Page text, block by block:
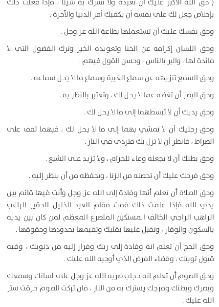
( حق الله الأكبر عليك أن تعبده ولا تشرك به شيئا ، فإذا فعلت ذلك
بإخلاص جعل لك على نفسه أن يكفيك أمر الدنيا والآخرة .
وحق نفسك عليك أن تستعملها بطاعة الله عز وجل .
وحق اللسان إكرامه عن الخنا وتعويده الخير وترك الفضول التي لا
فائدة لها ، والبر بالناس ، وحسن القول فيهم .
وحق السمع تنزيهه عن سماع الغيبة وسماع ما لا يحل سماعه .
وحق البصر أن تغضه عما لا يحل لك ، وتعتبر بالنظر به .
وحق يديك أن لا تبسطهما إلى ما لا يحل لك .
وحق رجليك أن لا تمشي بهما إلى ما لا يحل لك ، فبهما تقف على
الصراط ، فانظر أن لا تزل بك فتردى في النار .
وحق بطنك أن لا تجعله وعاء للحرام ، ولا تزيد على الشبع .
وحق فرجك عليك أن تحصنه من الزنا ، وتحفظه من أن ينظر إليه .
وحق الصلاة أن تعلم أنها وفادة إلى الله عز وجل وأنت فيها قائم بين
يدي الله فإذا علمت ذلك قمت مقام العبد الذليل الحقير الراغب
الراهب الراجي الخائف المستكين المتضرع المعظم لمن كان بين يديه
بالسكون والوقار ، وتقبل عليها بقلبك وتقيمها بحدودها وحقوقها .
وحق الحج أن تعلم انه وفادة إلى ربك وفرار إليه من ذنوبك ، وفيه
قبول توبتك ، وقضاء الفرض الذي أوجبه الله عليك .
وحق الصوم أن تعلم انه حجاب ضربه الله عز وجل على لسانك وسمعك
وبصرك وبطنك وفرجك يسترك به من النار ، فان تركت الصوم خرقت ستر
الله عليك .